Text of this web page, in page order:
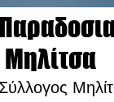
Μηλίτσα
Σύλλογος